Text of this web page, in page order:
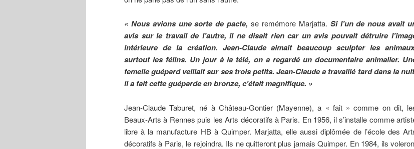
« Nous avions une sorte de pacte,se remémore Marjatta. Si l’un de nous avait
avis sur le travail de l’autre, il ne disait rien car un avis pouvait détruire
intérieure de la création. Jean-Claude aimait beaucoup sculpter les
surtout les félins. Un jour à la télé, on a regardé un documentaire animalier.
femelle guépard veillait sur ses trois petits. Jean-Claude a travaillé tard dans la
il a fait cette guéparde en bronze, c’était magnifique. »
Jean-Claude Taburet, né à Château-Gontier (Mayenne), a « fait » comme on dit,
Beaux-Arts à Rennes puis les Arts décoratifs à Paris. En 1956, il s’installe comme
libre à la manufacture HB à Quimper. Marjatta, elle aussi diplômée de l’école des
décoratifs à Paris, le rejoindra. Ils ne quitteront plus jamais Quimper. En 1984, ils